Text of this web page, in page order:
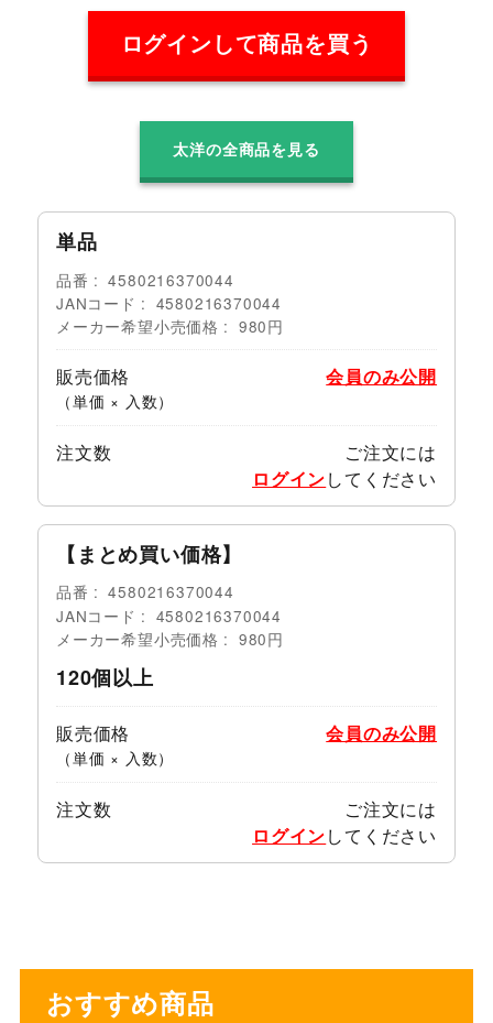
ログインして商品を買う
太洋の全商品を見る
単品
品番
4580216370044
JANコード
4580216370044
メーカー希望小売価格
980円
販売価格
（単価 × 入数）
会員のみ公開
注文数
ご注文には
ログインしてください
【まとめ買い価格】
品番
4580216370044
JANコード
4580216370044
メーカー希望小売価格
980円
120個以上
販売価格
（単価 × 入数）
会員のみ公開
注文数
ご注文には
ログインしてください
おすすめ商品